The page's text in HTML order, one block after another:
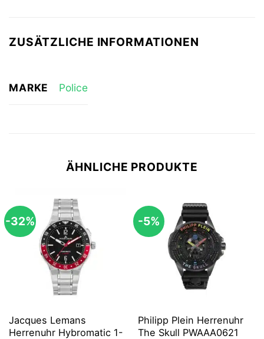
ZUSÄTZLICHE INFORMATIONEN
MARKE Police
ÄHNLICHE PRODUKTE
-32%
Jacques Lemans
Herrenuhr Hybromatic 1-
-5%
Philipp Plein Herrenuhr
The Skull PWAAA0621